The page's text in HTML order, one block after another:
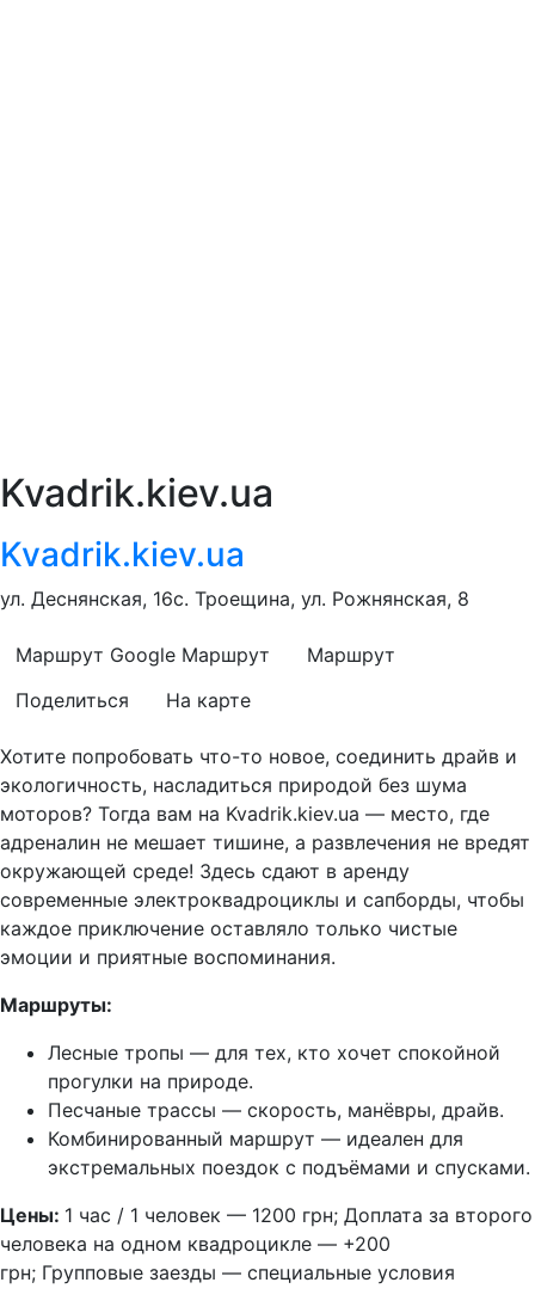
Kvadrik.kiev.ua
Kvadrik.kiev.ua
ул. Деснянская, 16с. Троещина, ул. Рожнянская, 8
Маршрут Google Маршрут
Маршрут
Поделиться
На карте
Хотите попробовать что-то новое, соединить драйв и
экологичность, насладиться природой без шума
моторов? Тогда вам на Kvadrik.kiev.ua — место, где
адреналин не мешает тишине, а развлечения не вредят
окружающей среде! Здесь сдают в аренду
современные электроквадроциклы и сапборды, чтобы
каждое приключение оставляло только чистые
эмоции и приятные воспоминания.
Маршруты:
Лесные тропы — для тех, кто хочет спокойной
прогулки на природе.
Песчаные трассы — скорость, манёвры, драйв.
Комбинированный маршрут — идеален для
экстремальных поездок с подъёмами и спусками.
Цены: 1 час / 1 человек — 1200 грн; Доплата за второго
человека на одном квадроцикле — +200
грн; Групповые заезды — специальные условия